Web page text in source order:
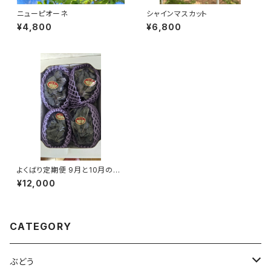
ニューピオーネ
¥4,800
シャインマスカット
¥6,800
よくばり定期便 9月と10月の2
回コース 総計 4kg 【1回目ニュ
ーピオーネ 2kg 9月中旬発送】
¥12,000
CATEGORY
ぶどう